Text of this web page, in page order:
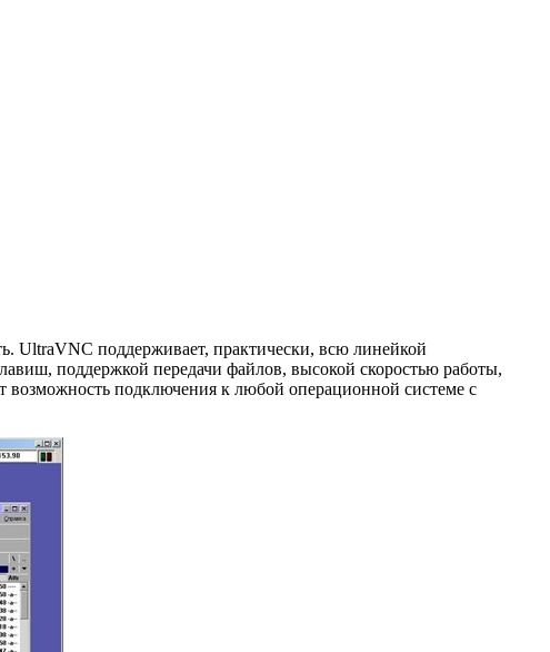
UltraVNC поддерживает, практически, всю линейкой
поддержкой передачи файлов, высокой скоростью работы,
возможность подключения к любой операционной системе с